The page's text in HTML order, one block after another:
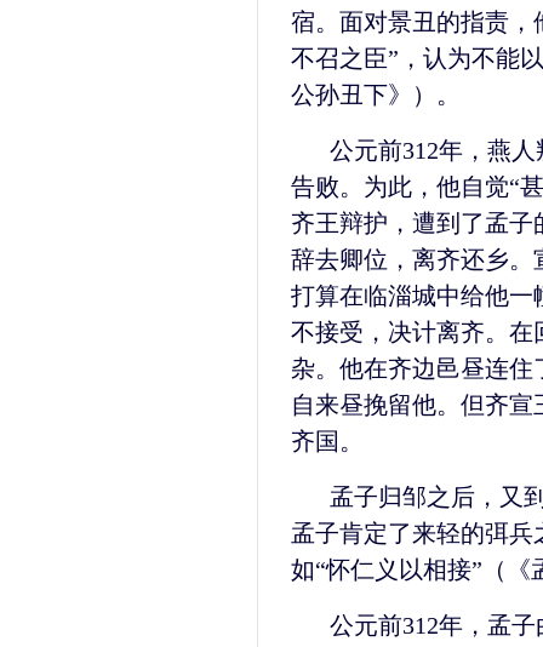
宿。面对景丑的指责，
不召之臣”，认为不能
公孙丑下》）。
公元前312年，燕
告败。为此，他自觉“
齐王辩护，遭到了孟
辞去卿位，离齐还乡
打算在临淄城中给他
不接受，决计离齐。
杂。他在齐边邑昼连
自来昼挽留他。但齐
齐国。
孟子归邹之后，又
孟子肯定了来轻的弭兵
如“怀仁义以相接”（《
公元前312年，孟